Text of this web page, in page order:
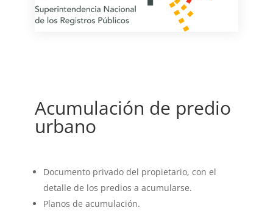
Acumulación de predio
urbano
Documento privado del propietario, con el
detalle de los predios a acumularse.
Planos de acumulación.